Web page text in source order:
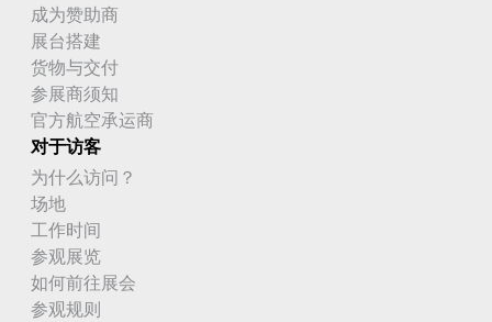
成为赞助商
展台搭建
货物与交付
参展商须知
官方航空承运商
对于访客
为什么访问？
场地
工作时间
参观展览
如何前往展会
参观规则